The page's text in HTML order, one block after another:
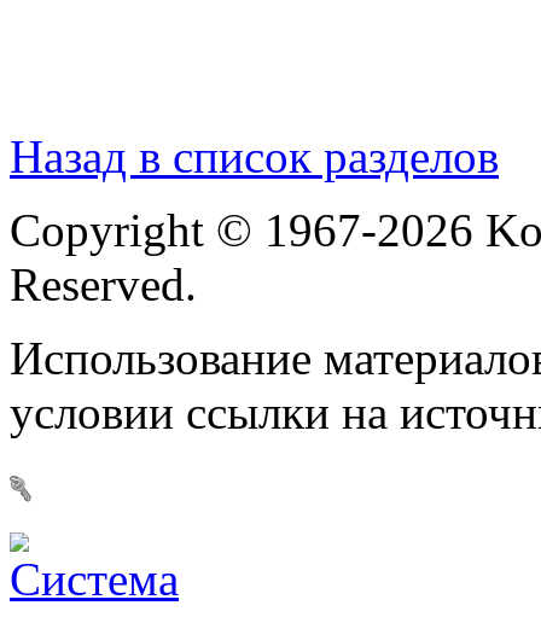
Назад в список разделов
Copyright © 1967-2026
Reserved.
Использование
условии ссылки на